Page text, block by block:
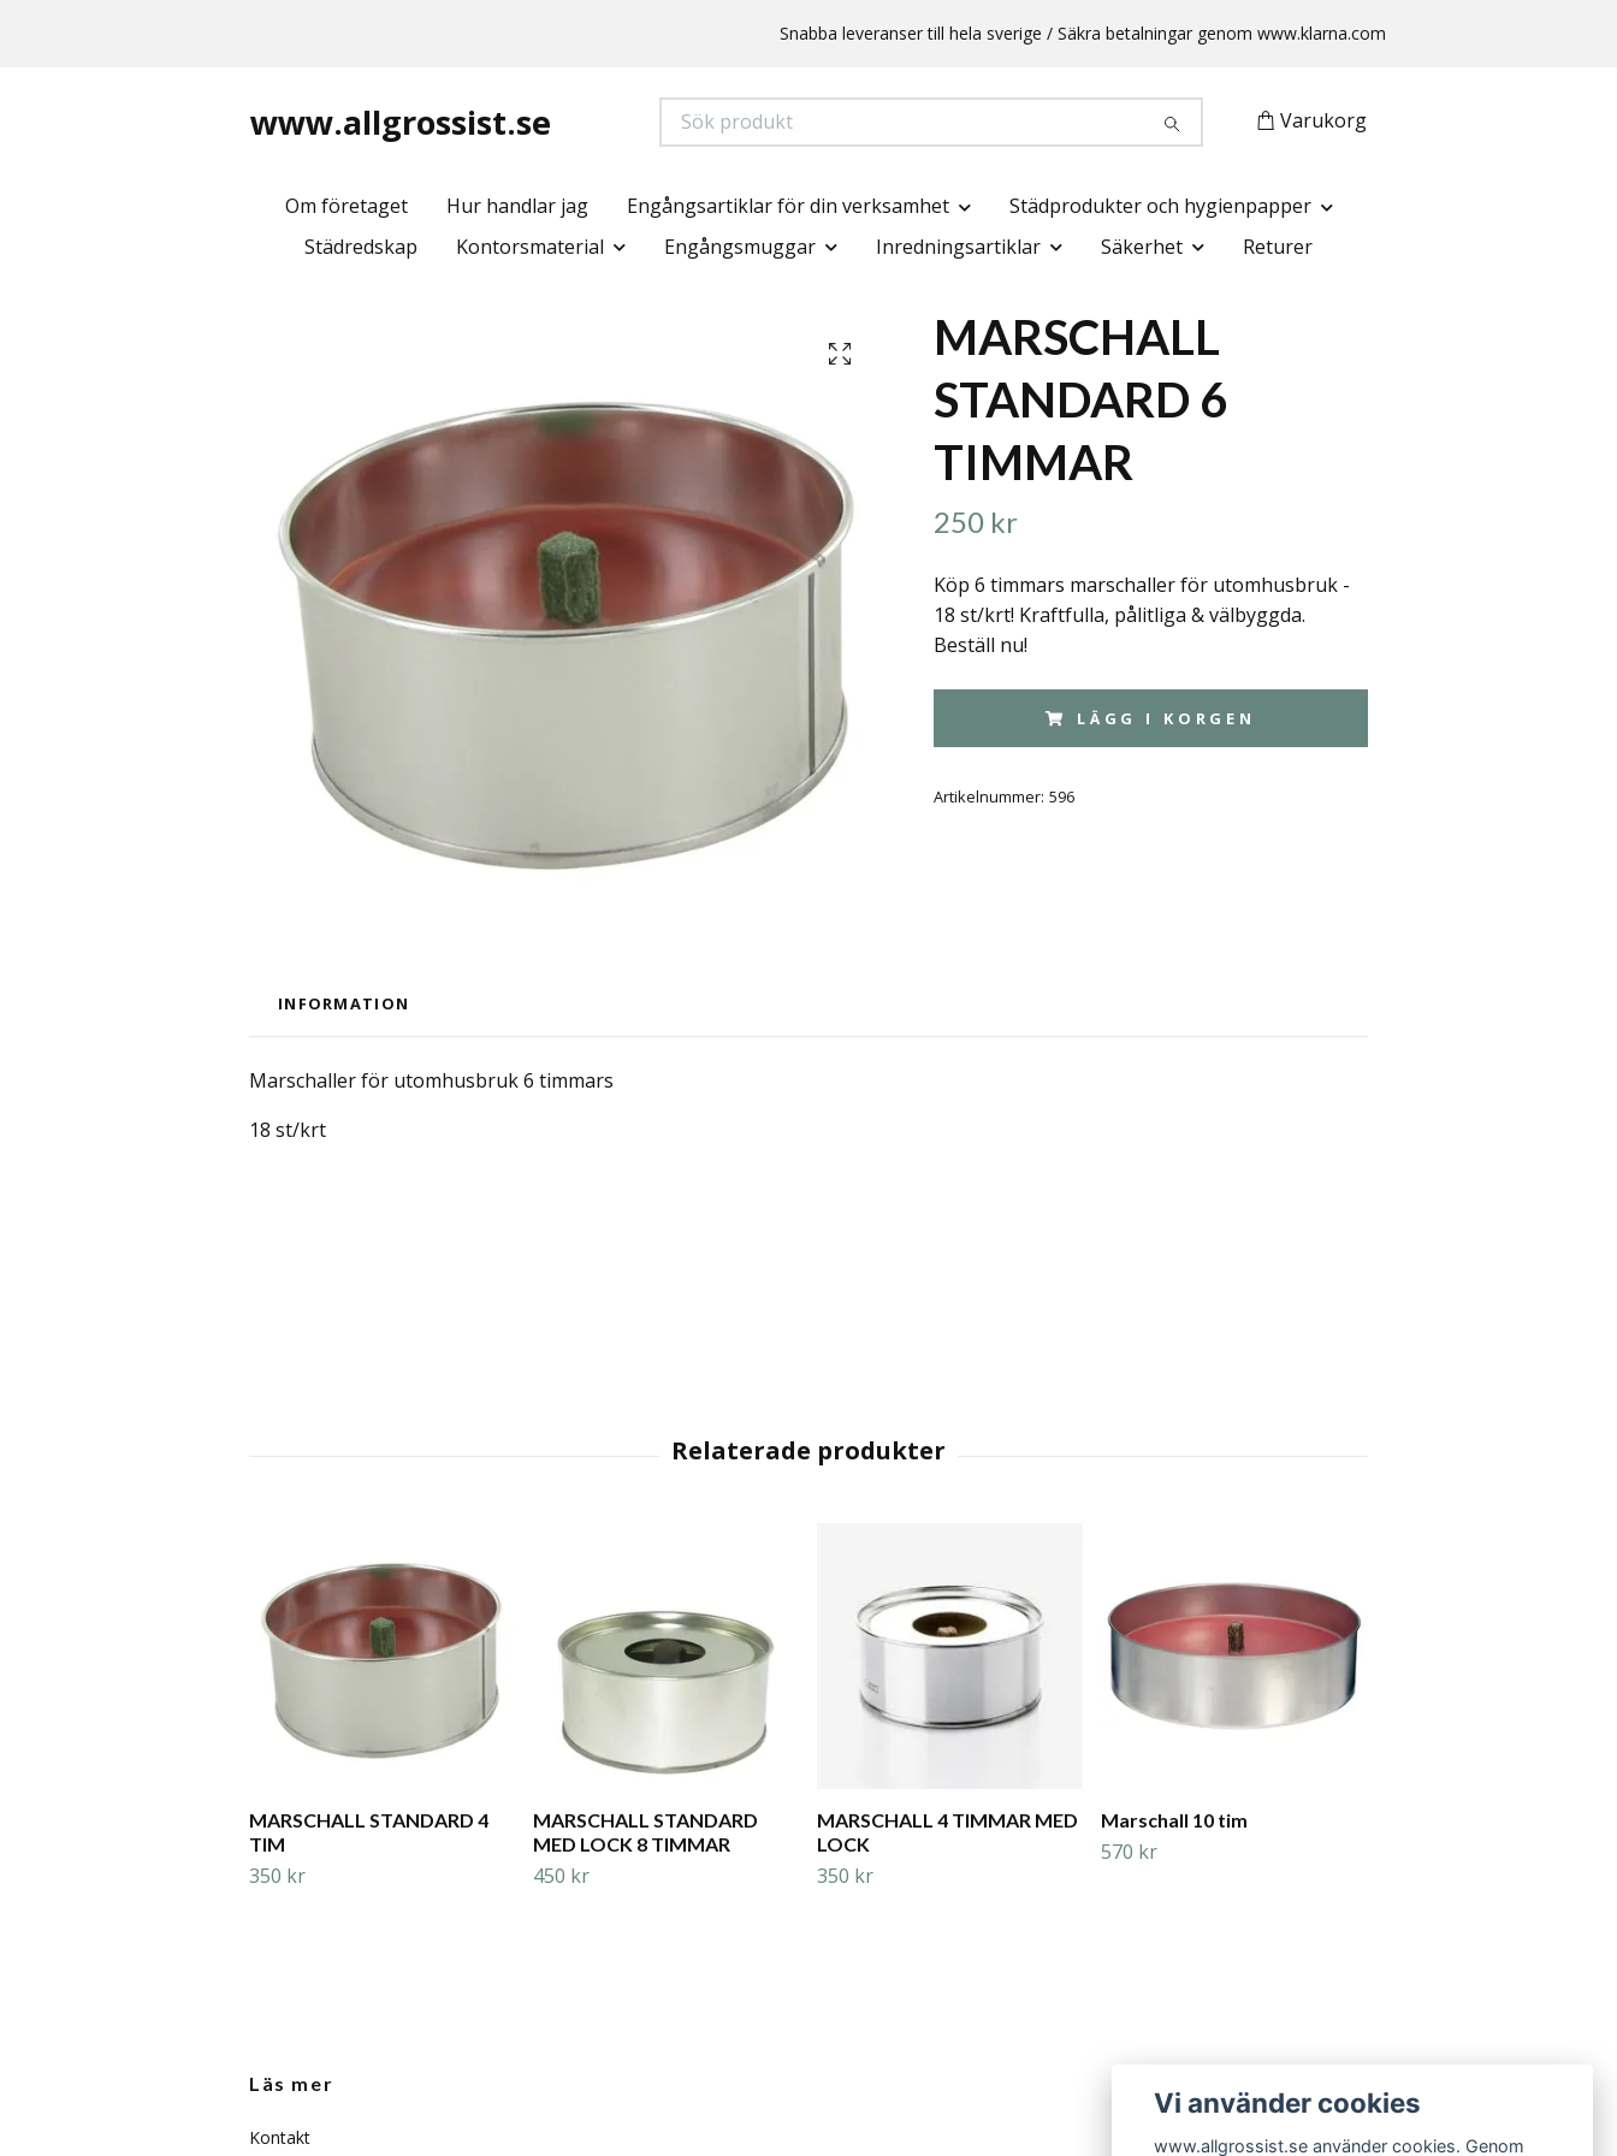
Snabba leveranser till hela sverige / Säkra betalningar genom www.klarna.com
www.allgrossist.se Varukorg
Om företaget Hur handlar jag Engångsartiklar för din verksamhet
Städprodukter och hygienpapper
Städredskap
Kontorsmaterial Engångsmuggar Inredningsartiklar Säkerhet Returer
MARSCHALL
STANDARD 6
TIMMAR
250 kr
Köp 6 timmars marschaller för utomhusbruk -
18 st/krt! Kraftfulla, pålitliga & välbyggda.
Beställ nu!
LÄGG I KORGEN
Artikelnummer: 596
INFORMATION
Marschaller för utomhusbruk 6 timmars
18 st/krt
MARSCHALL STANDARD 4
TIM
350 kr
MARSCHALL STANDARD
MED LOCK 8 TIMMAR
450 kr
MARSCHALL 4 TIMMAR MED
LOCK
350 kr
Marschall 10 tim
570 kr
Läs mer
Kontakt
Vi använder cookies
www.allgrossist.se använder cookies. Genom